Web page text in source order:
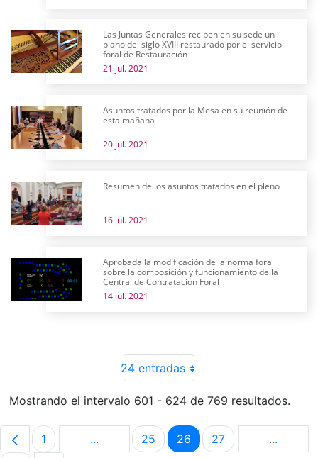
Las Juntas Generales reciben en su sede un
piano del siglo XVIII restaurado por el servicio
foral de Restauración
21 jul. 2021
Asuntos tratados por la Mesa en su reunión de
esta mañana
20 jul. 2021
Resumen de los asuntos tratados en el pleno
16 jul. 2021
Aprobada la modificación de la norma foral
sobre la composición y funcionamiento de la
Central de Contratación Foral
14 jul. 2021
24 entradas
Mostrando el intervalo 601 - 624 de 769 resultados.
Página
1 ...Páginas intermedias Use TAB para
Página
25 Página
26 Página
27 ...